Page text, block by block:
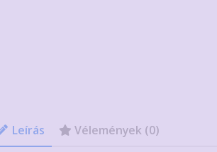
Leírás Vélemények (0)